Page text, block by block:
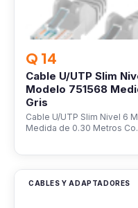
Q 14
Cable U/UTP Slim
Modelo 751568
Gris
Cable U/UTP Slim Nivel 6
Medida de 0.30 Metros
CABLES Y ADAPTADORES